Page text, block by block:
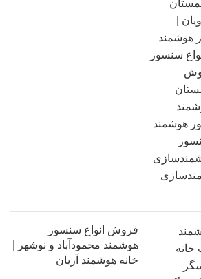
فروش انواع سنسور
هوشمند محمودآباد و نوشهر |
خانه هوشمند آریان